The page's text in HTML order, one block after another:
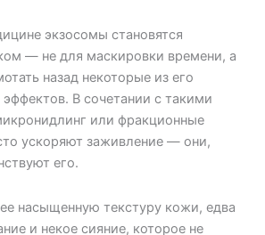
экзосомы становятся
— не для маскировки времени, а
назад некоторые из его
В сочетании с такими
или фракционные
ускоряют заживление — они,
его.
насыщенную текстуру кожи, едва
и некое сияние, которое не